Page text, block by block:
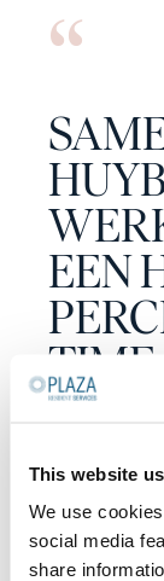
This website
We use
social media
share
EEN
PATRICIA
Door deze
onder andere
service ten